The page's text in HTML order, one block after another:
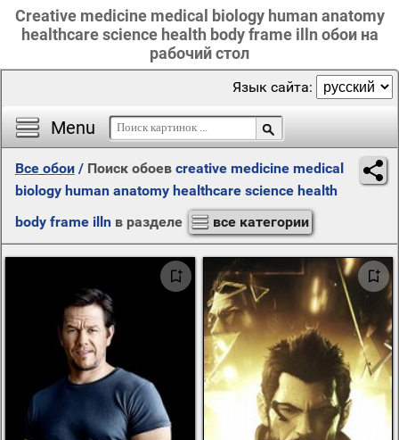
Creative medicine medical biology human anatomy
healthcare science health body frame illn обои на
рабочий стол
Menu
Язык сайта:
Все обои / Поиск обоев creative medicine medical
biology human anatomy healthcare science health
body frame illn в разделе все категории